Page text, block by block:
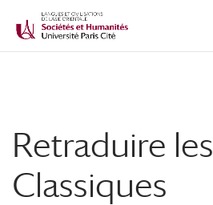
Retraduire les
Classiques